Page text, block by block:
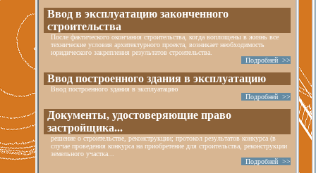
Ввод в эксплуатацию законченного
строительства
После фактического окончания строительства, когда воплощены в жизнь все
технические условия архитектурного проекта, возникает необходимость
юридического закрепления результатов строительства.
Подробней >>
Ввод построенного здания в эксплуатацию
Ввод построенного здания в эксплуатацию
Подробней >>
Документы, удостоверяющие право
застройщика...
решение о строительстве, реконструкции; протокол результатов конкурса (в
случае проведения конкурса на приобретение для строительства, реконструкции
земельного участка...
Подробней >>